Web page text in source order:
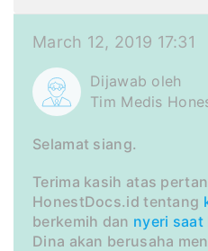
March 12, 2019 17:31
Dijawab oleh
Tim Medis
Selamat siang.
Terima kasih atas
HonestDocs.id tentang
berkemih dan nyeri
Dina akan berusaha